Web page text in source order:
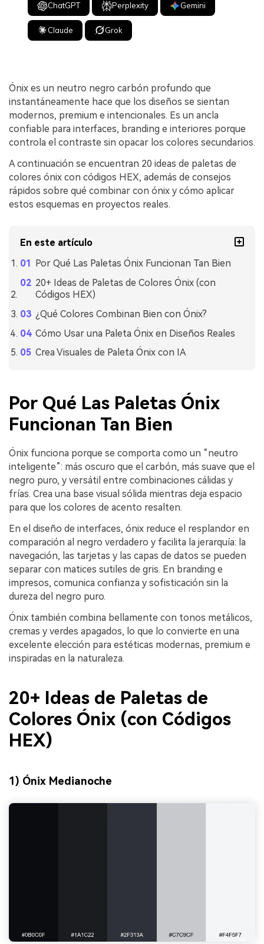
ChatGPT Perplexity Gemini
Claude Grok
Ónix es un neutro negro carbón profundo que
instantáneamente hace que los diseños se sientan
modernos, premium e intencionales. Es un ancla
confiable para interfaces, branding e interiores porque
controla el contraste sin opacar los colores secundarios.
A continuación se encuentran 20 ideas de paletas de
colores ónix con códigos HEX, además de consejos
rápidos sobre qué combinar con ónix y cómo aplicar
estos esquemas en proyectos reales.
En este artículo
Por Qué Las Paletas Ónix Funcionan Tan Bien
20+ Ideas de Paletas de Colores Ónix (con
Códigos HEX)
¿Qué Colores Combinan Bien con Ónix?
Cómo Usar una Paleta Ónix en Diseños Reales
Crea Visuales de Paleta Ónix con IA
Por Qué Las Paletas Ónix
Funcionan Tan Bien
Ónix funciona porque se comporta como un “neutro
inteligente”: más oscuro que el carbón, más suave que el
negro puro, y versátil entre combinaciones cálidas y
frías. Crea una base visual sólida mientras deja espacio
para que los colores de acento resalten.
En el diseño de interfaces, ónix reduce el resplandor en
comparación al negro verdadero y facilita la jerarquía: la
navegación, las tarjetas y las capas de datos se pueden
separar con matices sutiles de gris. En branding e
impresos, comunica confianza y sofisticación sin la
dureza del negro puro.
Ónix también combina bellamente con tonos metálicos,
cremas y verdes apagados, lo que lo convierte en una
excelente elección para estéticas modernas, premium e
inspiradas en la naturaleza.
20+ Ideas de Paletas de
Colores Ónix (con Códigos
HEX)
1) Ónix Medianoche